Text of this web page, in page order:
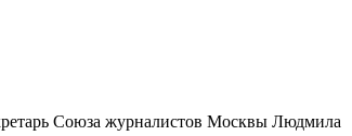
Союза журналистов Москвы Людмила